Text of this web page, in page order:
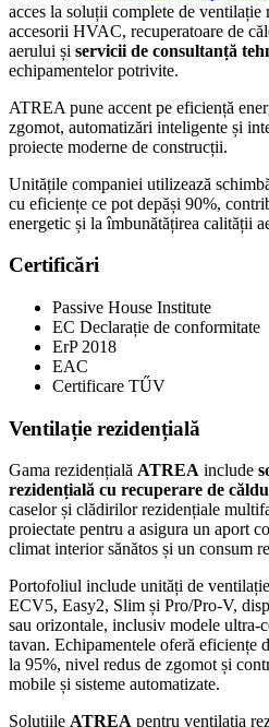
acces la soluții complete de ventilație
accesorii HVAC, recuperatoare de
aerului și servicii de consultanță
echipamentelor potrivite.
ATREA pune accent pe eficiență
zgomot, automatizări inteligente și
proiecte moderne de construcții.
Unitățile companiei utilizează
cu eficiențe ce pot depăși 90%,
energetic și la îmbunătățirea calității
Certificări
Passive House Institute
EC Declarație de conformitate
ErP 2018
EAC
Certificare TŰV
Ventilație rezidențială
Gama rezidențială ATREA include
rezidențială cu recuperare de
caselor și clădirilor rezidențiale
proiectate pentru a asigura un aport
climat interior sănătos și un consum
Portofoliul include unități de
ECV5, Easy2, Slim și Pro/Pro-V,
sau orizontale, inclusiv modele ultra-
tavan. Echipamentele oferă eficiențe
la 95%, nivel redus de zgomot și
mobile și sisteme automatizate.
Soluțiile ATREA pentru ventilația